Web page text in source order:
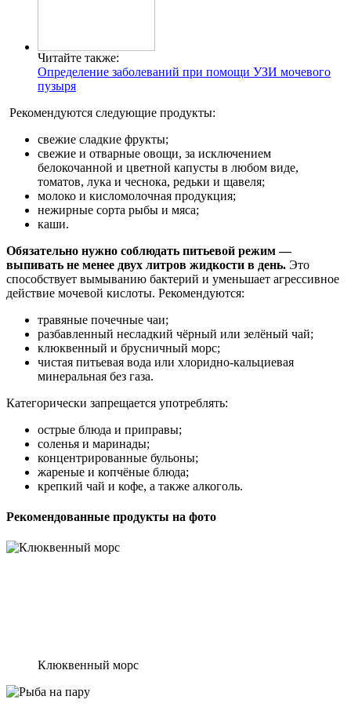
Читайте также:
Определение заболеваний при помощи УЗИ мочевого
пузыря
Рекомендуются следующие продукты:
свежие сладкие фрукты;
свежие и отварные овощи, за исключением
белокочанной и цветной капусты в любом виде,
томатов, лука и чеснока, редьки и щавеля;
молоко и кисломолочная продукция;
нежирные сорта рыбы и мяса;
каши.
Обязательно нужно соблюдать питьевой режим —
выпивать не менее двух литров жидкости в день. Это
способствует вымыванию бактерий и уменьшает агрессивное
действие мочевой кислоты. Рекомендуются:
травяные почечные чаи;
разбавленный несладкий чёрный или зелёный чай;
клюквенный и брусничный морс;
чистая питьевая вода или хлоридно-кальциевая
минеральная без газа.
Категорически запрещается употреблять:
острые блюда и приправы;
соленья и маринады;
концентрированные бульоны;
жареные и копчёные блюда;
крепкий чай и кофе, а также алкоголь.
Рекомендованные продукты на фото
Клюквенный морс